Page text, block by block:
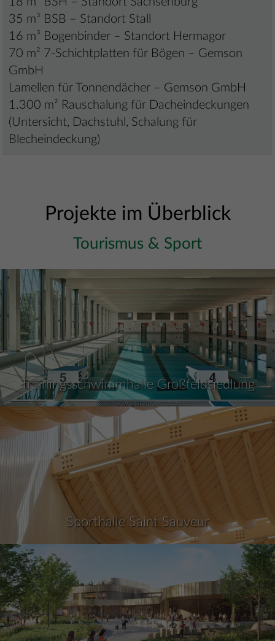
35 m³ BSB – Standort Stall
16 m³ Bogenbinder – Standort Hermagor
70 m² 7-Schichtplatten für Bögen – Gemson
GmbH
Lamellen für Tonnendächer – Gemson GmbH
1.300 m² Rauschalung für Dacheindeckungen
(Untersicht, Dachstuhl, Schalung für
Blecheindeckung)
Projekte im Überblick
Tourismus & Sport
Trainingsschwimmhalle Großfeldsiedlung
Sporthalle Saint Sauveur